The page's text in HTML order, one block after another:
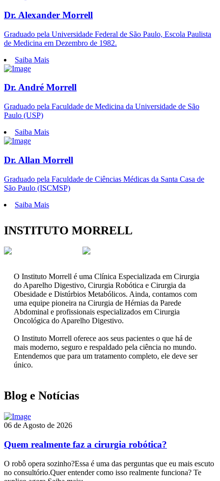
Dr. Alexander Morrell
Graduado pela Universidade Federal de São Paulo, Escola Paulista
de Medicina em Dezembro de 1982.
Saiba Mais
Dr. André Morrell
Graduado pela Faculdade de Medicina da Universidade de São
Paulo (USP)
Saiba Mais
Dr. Allan Morrell
Graduado pela Faculdade de Ciências Médicas da Santa Casa de
São Paulo (ISCMSP)
Saiba Mais
INSTITUTO MORRELL
O Instituto Morrell é uma Clínica Especializada em Cirurgia
do Aparelho Digestivo, Cirurgia Robótica e Cirurgia da
Obesidade e Distúrbios Metabólicos. Ainda, contamos com
uma equipe pioneira na Cirurgia de Hérnias da Parede
Abdominal e profissionais especializados em Cirurgia
Oncológica do Aparelho Digestivo.
O Instituto Morrell oferece aos seus pacientes o que há de
mais moderno, seguro e respaldado pela ciência no mundo.
Entendemos que para um tratamento completo, ele deve ser
único.
Blog e Notícias
06 de Agosto de 2026
Quem realmente faz a cirurgia robótica?
O robô opera sozinho?Essa é uma das perguntas que eu mais escuto
no consultório.Quer entender como isso realmente funciona? Te